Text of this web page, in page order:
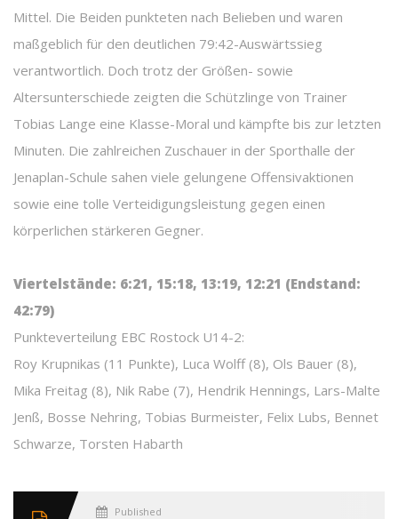
Mittel. Die Beiden punkteten nach Belieben und waren
maßgeblich für den deutlichen 79:42-Auswärtssieg
verantwortlich. Doch trotz der Größen- sowie
Altersunterschiede zeigten die Schützlinge von Trainer
Tobias Lange eine Klasse-Moral und kämpfte bis zur letzten
Minuten. Die zahlreichen Zuschauer in der Sporthalle der
Jenaplan-Schule sahen viele gelungene Offensivaktionen
sowie eine tolle Verteidigungsleistung gegen einen
körperlichen stärkeren Gegner.
Viertelstände: 6:21, 15:18, 13:19, 12:21 (Endstand:
42:79)
Punkteverteilung EBC Rostock U14-2:
Roy Krupnikas (11 Punkte), Luca Wolff (8), Ols Bauer (8),
Mika Freitag (8), Nik Rabe (7), Hendrik Hennings, Lars-Malte
Jenß, Bosse Nehring, Tobias Burmeister, Felix Lubs, Bennet
Schwarze, Torsten Habarth
Published